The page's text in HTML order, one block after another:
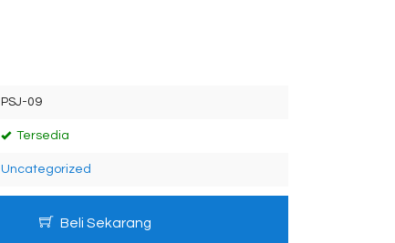
PSJ-09
Tersedia
Uncategorized
Beli Sekarang